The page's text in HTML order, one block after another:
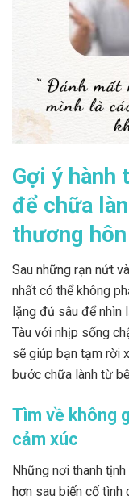
Gợi ý hành
để chữa
thương
Sau những rạn nứt
nhất có thể không
lặng đủ sâu để nhìn
Tàu với nhịp sống
sẽ giúp bạn tạm rời
bước chữa lành từ
Tìm về không
cảm xúc
Những nơi thanh
hơn sau biến cố tình